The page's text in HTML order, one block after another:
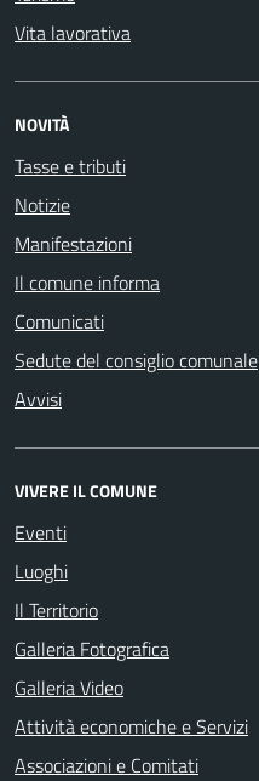
Vita lavorativa
NOVITÀ
Tasse e tributi
Notizie
Manifestazioni
Il comune informa
Comunicati
Sedute del consiglio comunale
Avvisi
VIVERE IL COMUNE
Eventi
Luoghi
Il Territorio
Galleria Fotografica
Galleria Video
Attività economiche e Servizi
Associazioni e Comitati